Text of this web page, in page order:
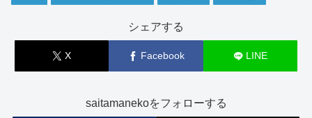
シェアする
X Facebook LINE
saitamanekoをフォローする